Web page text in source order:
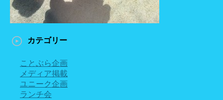
カテゴリー
ことぶら企画
メディア掲載
ユニーク企画
ランチ会